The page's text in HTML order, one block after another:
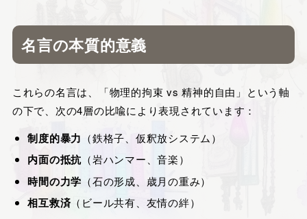
名言の本質的意義
これらの名言は、「物理的拘束 vs 精神的自由」という軸
の下で、次の4層の比喩により表現されています：
制度的暴力 （鉄格子、仮釈放システム）
内面の抵抗 （岩ハンマー、音楽）
時間の力学 （石の形成、歳月の重み）
相互救済（ビール共有、友情の絆）